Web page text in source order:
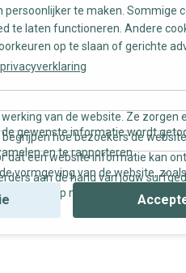
te maken. Sommige
te laten functioneren. Andere
op te slaan of gerichte
privacyverklaring
van de website. Ze zorgen
gewenste informatie wordt
hoe bezoekers de
en te rapporteren.
dat een website informatie kan
vormgeving van de website,
aan de hand van jouw
en op maat gemaakte